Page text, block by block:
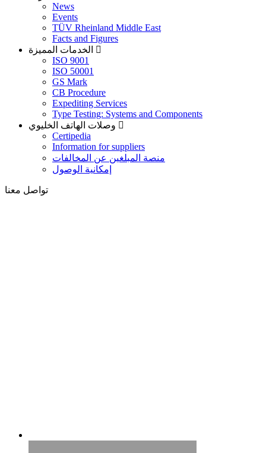
News
Events
TÜV Rheinland Middle East
Facts and Figures
ISO 9001
ISO 50001
GS Mark
CB Procedure
Expediting Services
Type Testing: Systems and Components
Certipedia
Information for suppliers
منصة المبلغين عن المخالفات
إمكانية الوصول
تواصل معنا